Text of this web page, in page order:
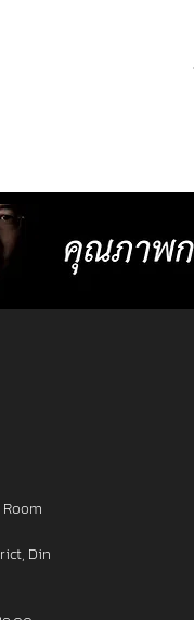
strabismus, and
standard lenses. 3. F
Din